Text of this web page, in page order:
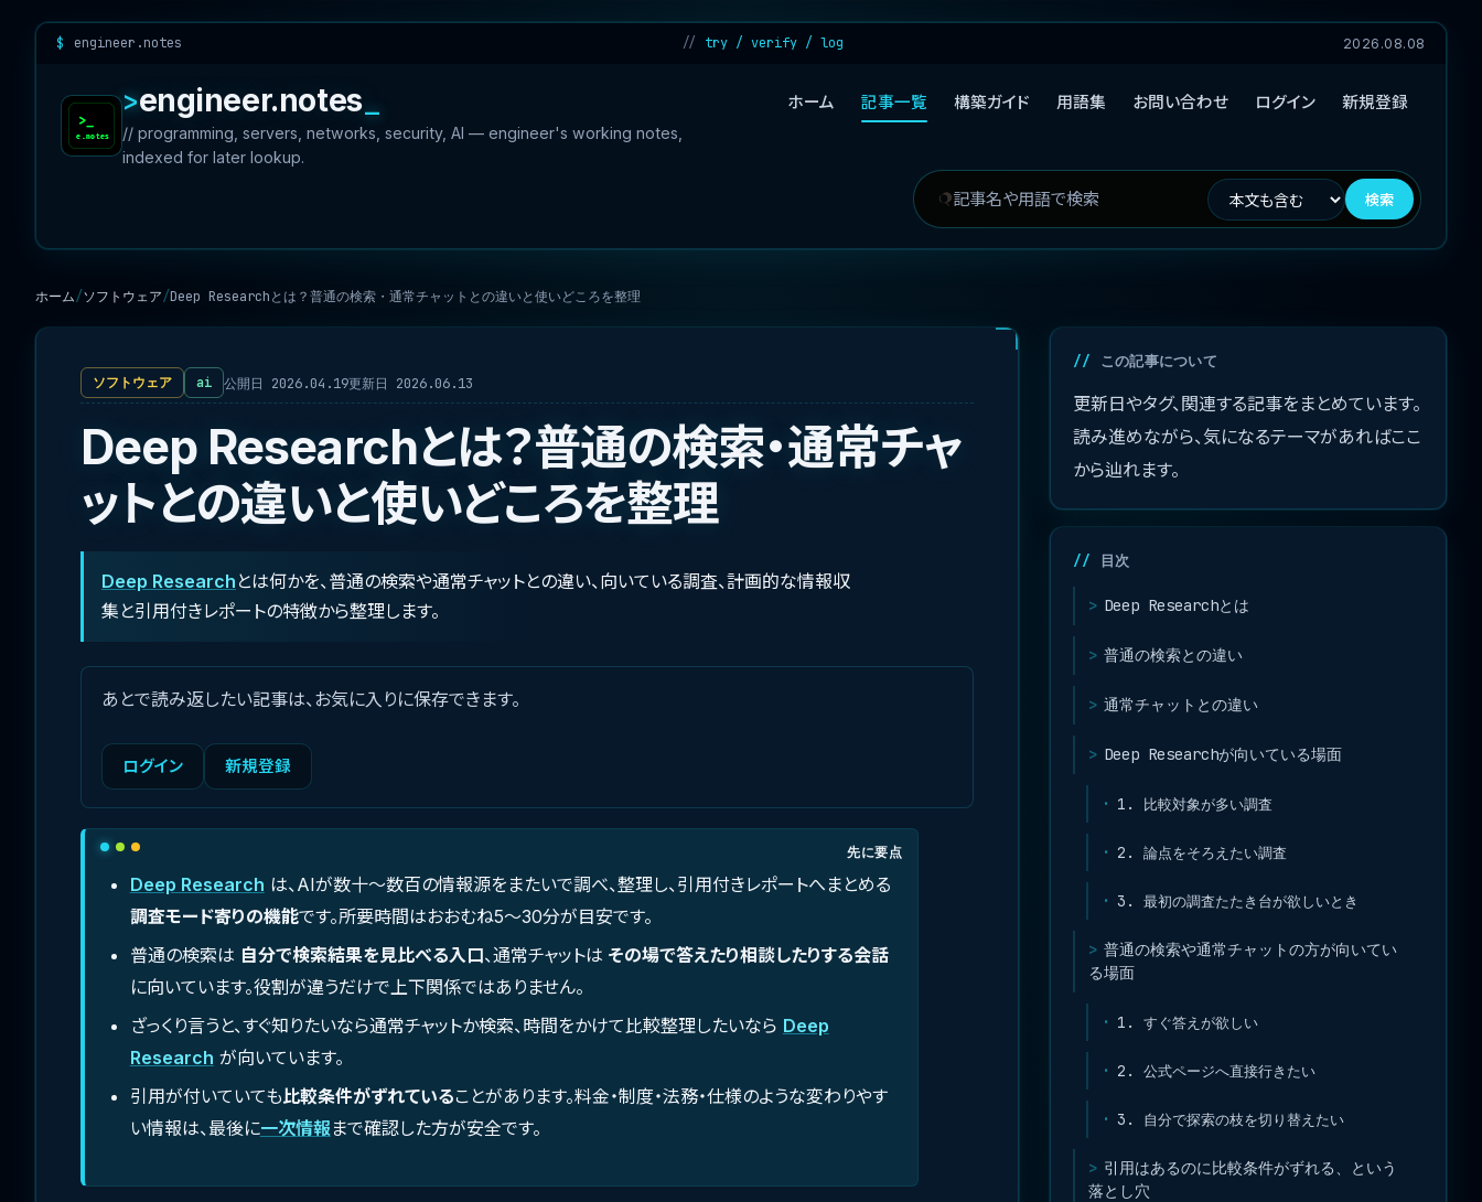
engineer.notes try / verify / log 2026.08.08
engineer.notes
// programming, servers, networks, security, AI — engineer's working notes,
indexed for later lookup.
ホーム 記事一覧 構築ガイド 用語集 お問い合わせ ログイン 新規登録
記
索
検
検索
ホーム ソフトウェア Deep Researchとは？普通の検索・通常チャットとの違いと使いどころを整理
ソフトウェア ai 公開日 2026.04.19更新日 2026.06.13
Deep Researchとは？普通の検索・通常チャ
ットとの違いと使いどころを整理
Deep Research とは何かを、普通の検索や通常チャットとの違い、向いている調査、計画的な情報収
集と引用付きレポートの特徴から整理します。
あとで読み返したい記事は、お気に入りに保存できます。
ログイン 新規登録
先に要点
Deep Research は、AIが数十〜数百の情報源をまたいで調べ、整理し、引用付きレポートへまとめる
調査モード寄りの機能です。所要時間はおおむね5〜30分が目安です。
普通の検索は 自分で検索結果を見比べる入口、通常チャットは その場で答えたり相談したりする会話
に向いています。役割が違うだけで上下関係ではありません。
ざっくり言うと、すぐ知りたいなら通常チャットか検索、時間をかけて比較整理したいなら Deep
Research が向いています。
引用が付いていても比較条件がずれていることがあります。料金・制度・法務・仕様のような変わりやす
い情報は、最後に一次情報まで確認した方が安全です。
この記事について
更新日やタグ、関連する記事をまとめています。
読み進めながら、気になるテーマがあればここ
から辿れます。
目次
Deep Researchとは
普通の検索との違い
通常チャットとの違い
Deep Researchが向いている場面
1. 比較対象が多い調査
2. 論点をそろえたい調査
3. 最初の調査たたき台が欲しいとき
普通の検索や通常チャットの方が向いてい
る場面
1. すぐ答えが欲しい
2. 公式ページへ直接行きたい
3. 自分で探索の枝を切り替えたい
引用はあるのに比較条件がずれる、という
落とし穴